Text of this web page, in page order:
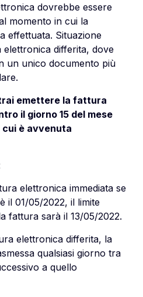
dovrebbe essere
momento in cui la
effettuata. Situazione
differita, dove
un unico documento più
emettere la fattura
il giorno 15 del mese
cui è avvenuta
elettronica immediata se
il 01/05/2022, il limite
fattura sarà il 13/05/2022.
elettronica differita, la
qualsiasi giorno tra
a quello